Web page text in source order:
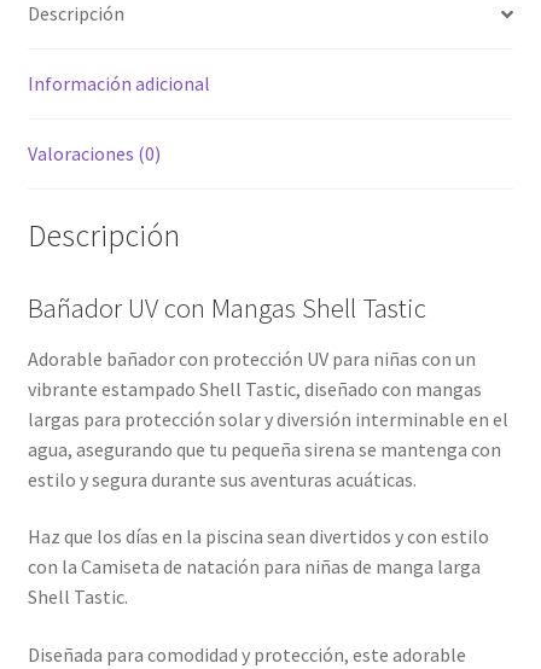
Descripción
Información adicional
Valoraciones (0)
Descripción
Bañador UV con Mangas Shell Tastic
Adorable bañador con protección UV para niñas con un
vibrante estampado Shell Tastic, diseñado con mangas
largas para protección solar y diversión interminable en el
agua, asegurando que tu pequeña sirena se mantenga con
estilo y segura durante sus aventuras acuáticas.
Haz que los días en la piscina sean divertidos y con estilo
con la Camiseta de natación para niñas de manga larga
Shell Tastic.
Diseñada para comodidad y protección, este adorable